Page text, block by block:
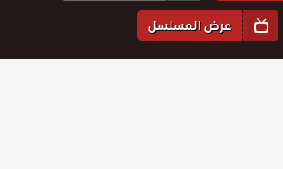
عرض المسلسل